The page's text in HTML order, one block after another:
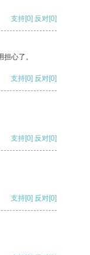
支持[0] 反对[0]
心了。
支持[0] 反对[0]
支持[0] 反对[0]
支持[0] 反对[0]